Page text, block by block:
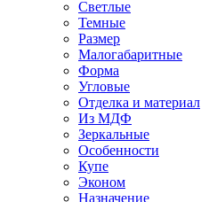
Светлые
Темные
Размер
Малогабаритные
Форма
Угловые
Отделка и материал
Из МДФ
Зеркальные
Особенности
Купе
Эконом
Назначение